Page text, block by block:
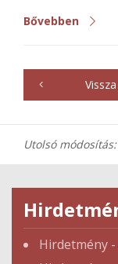
Bővebben
Vissza
Utolsó
Hirdetmény